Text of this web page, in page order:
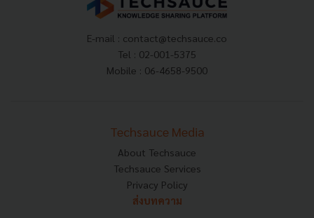
E-mail : contact@techsauce.co
Tel : 02-001-5375
Mobile : 06-4658-9500
Techsauce Media
About Techsauce
Techsauce Services
Privacy Policy
ส่งบทความ